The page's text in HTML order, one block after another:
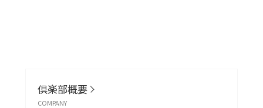
倶楽部概要
COMPANY